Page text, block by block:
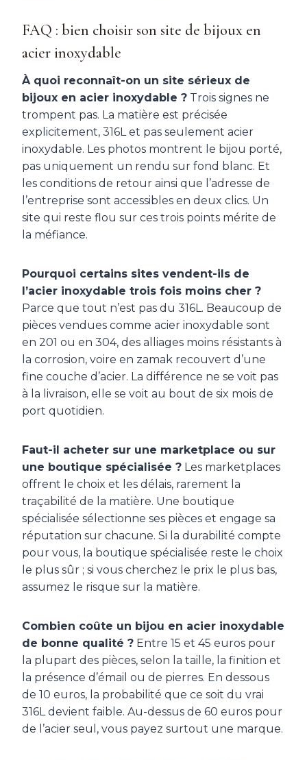
FAQ : bien choisir son site de bijoux en
acier inoxydable
À quoi reconnaît-on un site sérieux de
bijoux en acier inoxydable ? Trois signes ne
trompent pas. La matière est précisée
explicitement, 316L et pas seulement acier
inoxydable. Les photos montrent le bijou porté,
pas uniquement un rendu sur fond blanc. Et
les conditions de retour ainsi que l’adresse de
l’entreprise sont accessibles en deux clics. Un
site qui reste flou sur ces trois points mérite de
la méfiance.
Pourquoi certains sites vendent-ils de
l’acier inoxydable trois fois moins cher ?
Parce que tout n’est pas du 316L. Beaucoup de
pièces vendues comme acier inoxydable sont
en 201 ou en 304, des alliages moins résistants à
la corrosion, voire en zamak recouvert d’une
fine couche d’acier. La différence ne se voit pas
à la livraison, elle se voit au bout de six mois de
port quotidien.
Faut-il acheter sur une marketplace ou sur
une boutique spécialisée ? Les marketplaces
offrent le choix et les délais, rarement la
traçabilité de la matière. Une boutique
spécialisée sélectionne ses pièces et engage sa
réputation sur chacune. Si la durabilité compte
pour vous, la boutique spécialisée reste le choix
le plus sûr ; si vous cherchez le prix le plus bas,
assumez le risque sur la matière.
Combien coûte un bijou en acier inoxydable
de bonne qualité ? Entre 15 et 45 euros pour
la plupart des pièces, selon la taille, la finition et
la présence d’émail ou de pierres. En dessous
de 10 euros, la probabilité que ce soit du vrai
316L devient faible. Au-dessus de 60 euros pour
de l’acier seul, vous payez surtout une marque.